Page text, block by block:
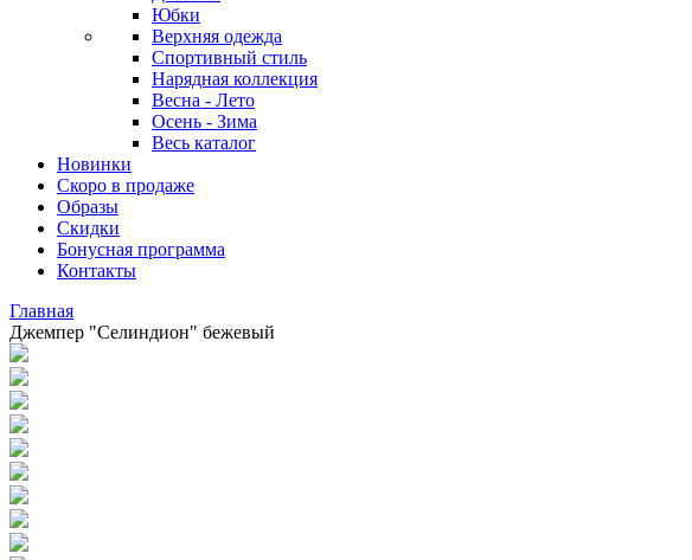
Юбки
Верхняя одежда
Спортивный стиль
Нарядная коллекция
Весна - Лето
Осень - Зима
Весь каталог
Новинки
Скоро в продаже
Образы
Скидки
Бонусная программа
Контакты
Главная
Джемпер "Селиндион" бежевый